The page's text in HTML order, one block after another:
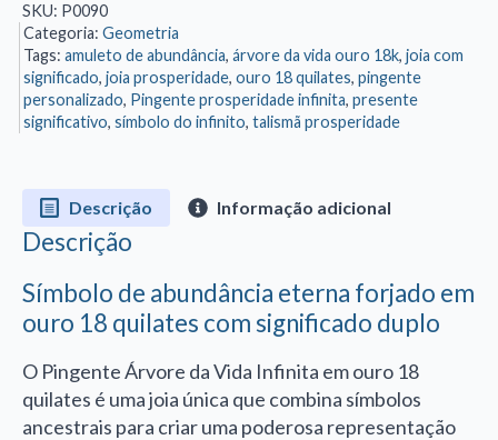
Infinita
Ouro
18K
quantidade
SKU: P0090
Categoria: Geometria
Tags: amuleto de abundância, árvore da vida ouro 18k, joia com
significado, joia prosperidade, ouro 18 quilates, pingente
personalizado, Pingente prosperidade infinita, presente
significativo, símbolo do infinito, talismã prosperidade
Descrição Informação adicional
Descrição
Símbolo de abundância eterna forjado em
ouro 18 quilates com significado duplo
O Pingente Árvore da Vida Infinita em ouro 18
quilates é uma joia única que combina símbolos
ancestrais para criar uma poderosa representação